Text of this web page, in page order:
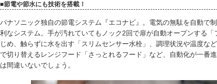
■節電や節水にも技術を搭載！
パナソニック独自の節電システム『エコナビ』。電気の無駄を自動で
利なシステム。手が汚れていてもノック2回で扉が自動オープンする
じめ、触らずに水を出す「スリムセンサー水栓」、調理状況や温度な
で切り替えるレンジフード「さっとれるフード」など、自動化が一番
は間違いないでしょう。